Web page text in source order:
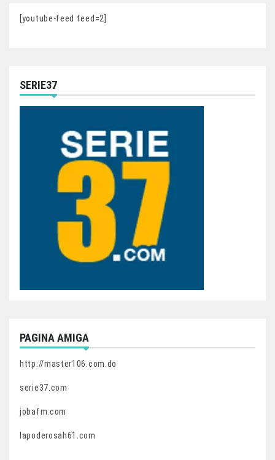
[youtube-feed feed=2]
SERIE37
PAGINA AMIGA
http://master106.com.do
serie37.com
jobafm.com
lapoderosah61.com